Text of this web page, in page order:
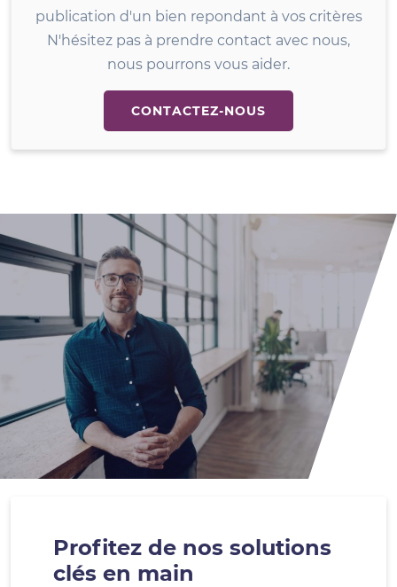
publication d'un bien repondant à vos critères
N'hésitez pas à prendre contact avec nous,
nous pourrons vous aider.
CONTACTEZ-NOUS
Profitez de nos solutions
clés en main